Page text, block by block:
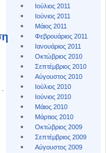
Ιούλιος 2011
Ιούνιος 2011
Μάιος 2011
Φεβρουάριος 2011
Ιανουάριος 2011
Οκτώβριος 2010
Σεπτέμβριος 2010
Αύγουστος 2010
Ιούλιος 2010
Ιούνιος 2010
Μάιος 2010
Μάρτιος 2010
Οκτώβριος 2009
Σεπτέμβριος 2009
Αύγουστος 2009
.